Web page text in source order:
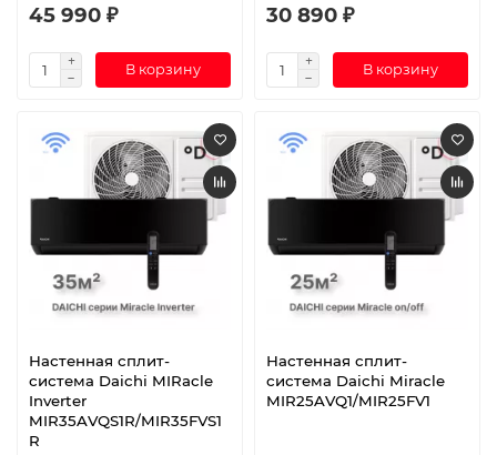
45 990 ₽
В корзину
30 890 ₽
В корзину
Настенная сплит-
система Daichi MIRacle
Inverter
MIR35AVQS1R/MIR35FVS1
R
Настенная сплит-
система Daichi Miracle
MIR25AVQ1/MIR25FV1